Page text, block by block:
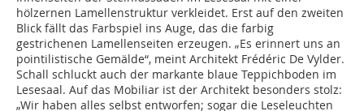
hölzernen Lamellenstruktur verkleidet. Erst auf den zweiten
Blick fällt das Farbspiel ins Auge, das die farbig
gestrichenen Lamellenseiten erzeugen. „Es erinnert uns an
pointilistische Gemälde“, meint Architekt Frédéric De Vylder.
Schall schluckt auch der markante blaue Teppichboden im
Lesesaal. Auf das Mobiliar ist der Architekt besonders stolz:
„Wir haben alles selbst entworfen; sogar die Leseleuchten